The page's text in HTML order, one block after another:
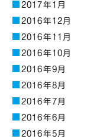
2017年1月
2016年12月
2016年11月
2016年10月
2016年9月
2016年8月
2016年7月
2016年6月
2016年5月